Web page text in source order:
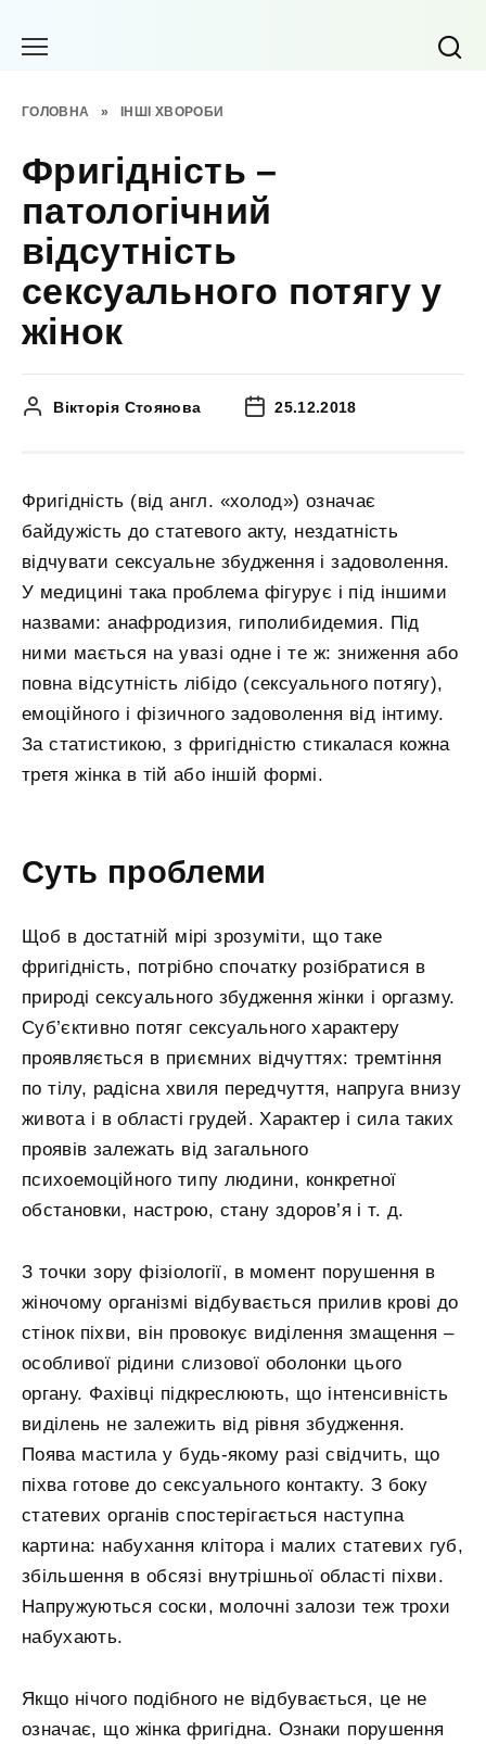
ГОЛОВНА » ІНШІ ХВОРОБИ
Фригідність –
патологічний
відсутність
сексуального потягу у
жінок
Вікторія Стоянова 25.12.2018
Фригідність (від англ. «холод») означає
байдужість до статевого акту, нездатність
відчувати сексуальне збудження і задоволення.
У медицині така проблема фігурує і під іншими
назвами: анафродизия, гиполибидемия. Під
ними мається на увазі одне і те ж: зниження або
повна відсутність лібідо (сексуального потягу),
емоційного і фізичного задоволення від інтиму.
За статистикою, з фригідністю стикалася кожна
третя жінка в тій або іншій формі.
Суть проблеми
Щоб в достатній мірі зрозуміти, що таке
фригідність, потрібно спочатку розібратися в
природі сексуального збудження жінки і оргазму.
Суб’єктивно потяг сексуального характеру
проявляється в приємних відчуттях: тремтіння
по тілу, радісна хвиля передчуття, напруга внизу
живота і в області грудей. Характер і сила таких
проявів залежать від загального
психоемоційного типу людини, конкретної
обстановки, настрою, стану здоров’я і т. д.
З точки зору фізіології, в момент порушення в
жіночому організмі відбувається прилив крові до
стінок піхви, він провокує виділення змащення –
особливої рідини слизової оболонки цього
органу. Фахівці підкреслюють, що інтенсивність
виділень не залежить від рівня збудження.
Поява мастила у будь-якому разі свідчить, що
піхва готове до сексуального контакту. З боку
статевих органів спостерігається наступна
картина: набухання клітора і малих статевих губ,
збільшення в обсязі внутрішньої області піхви.
Напружуються соски, молочні залози теж трохи
набухають.
Якщо нічого подібного не відбувається, це не
означає, що жінка фригідна. Ознаки порушення